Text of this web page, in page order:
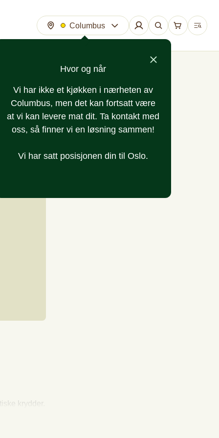
Columbus
Hvor og når
Vi har ikke et kjøkken i nærheten av
Columbus, men det kan fortsatt være
at vi kan levere mat dit. Ta kontakt med
oss, så finner vi en løsning sammen!
Vi har satt posisjonen din til Oslo.
krydder.